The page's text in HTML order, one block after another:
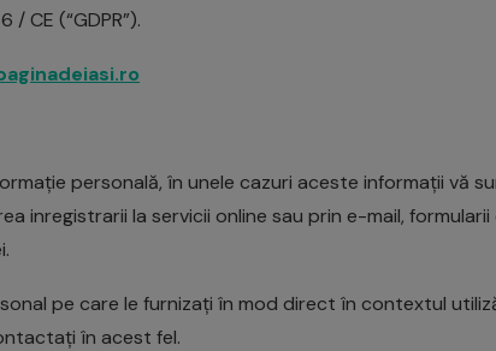
CE (“GDPR”).
personală, în unele cazuri aceste informații vă
inregistrarii la servicii online sau prin e-mail,
pe care le furnizați în mod direct în contextul
în acest fel.